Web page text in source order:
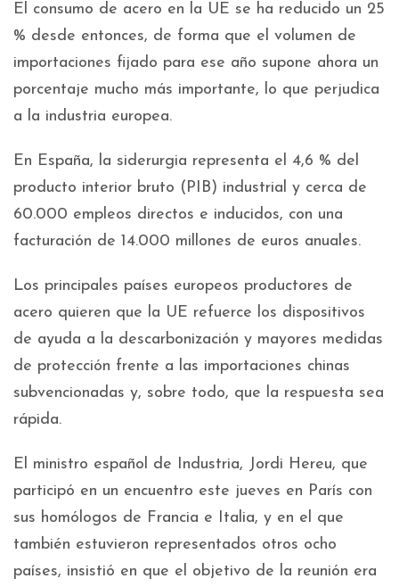
El consumo de acero en la UE se ha reducido un 25
% desde entonces, de forma que el volumen de
importaciones fijado para ese año supone ahora un
porcentaje mucho más importante, lo que perjudica
a la industria europea.
En España, la siderurgia representa el 4,6 % del
producto interior bruto (PIB) industrial y cerca de
60.000 empleos directos e inducidos, con una
facturación de 14.000 millones de euros anuales.
Los principales países europeos productores de
acero quieren que la UE refuerce los dispositivos
de ayuda a la descarbonización y mayores medidas
de protección frente a las importaciones chinas
subvencionadas y, sobre todo, que la respuesta sea
rápida.
El ministro español de Industria, Jordi Hereu, que
participó en un encuentro este jueves en París con
sus homólogos de Francia e Italia, y en el que
también estuvieron representados otros ocho
países, insistió en que el objetivo de la reunión era